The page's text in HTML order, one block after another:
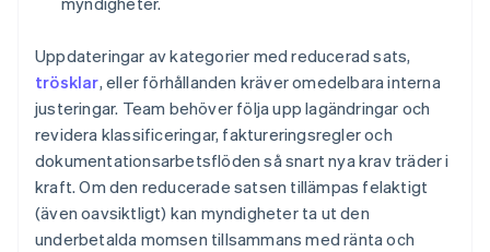
Uppdateringar av kategorier med reducerad sats,
trösklar, eller förhållanden kräver omedelbara interna
justeringar. Team behöver följa upp lagändringar och
revidera klassificeringar, faktureringsregler och
dokumentationsarbetsflöden så snart nya krav träder i
kraft. Om den reducerade satsen tillämpas felaktigt
(även oavsiktligt) kan myndigheter ta ut den
underbetalda momsen tillsammans med ränta och